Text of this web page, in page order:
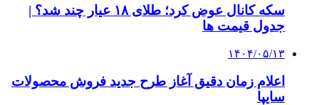
سکه کانال عوض کرد؛ طلای ۱۸ عیار چند شد؟ |
جدول قیمت ها
۱۴۰۴/۰۵/۱۳
اعلام زمان دقیق آغاز طرح جدید فروش محصولات
سایپا